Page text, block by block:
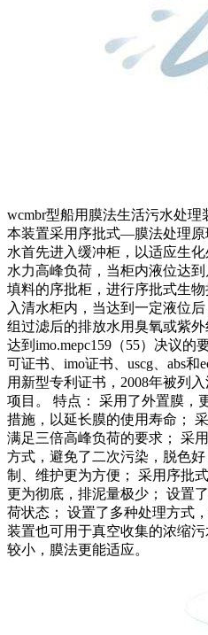
wcmbr型船用膜法生活污水处理
本装置采用序批式—膜法处理
水首先进入缓冲柜，以适应生
水力高峰负荷，当柜内液位达
填料的序批柜，进行序批式生
入清水柜内，当达到一定液位
组过滤后的排放水用臭氧或紫
达到imo.mepc159（55）决议的
可证书、imo证书、uscg、abs
用新型专利证书，2008年被列
项目。 特点： 采用了外置膜，
措施，以延长膜的使用寿命；
满足三倍高峰负荷的要求； 采
方式，避免了二次污染，脱色
制、维护更为方便； 采用序批
更为彻底，排泥量极少； 设置
荷状态； 设置了多种处理方式
装置也可用于真空收集的浓缩
较小，膜法更能适应。